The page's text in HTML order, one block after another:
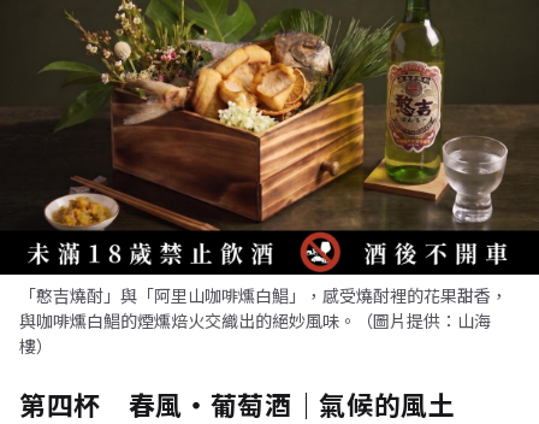
「憨吉燒酎」與「阿里山咖啡燻白鯧」，感受燒酎裡的花果甜香，
與咖啡燻白鯧的煙燻焙火交織出的絕妙風味。（圖片提供：山海
樓）
第四杯 春風・葡萄酒｜氣候的風土